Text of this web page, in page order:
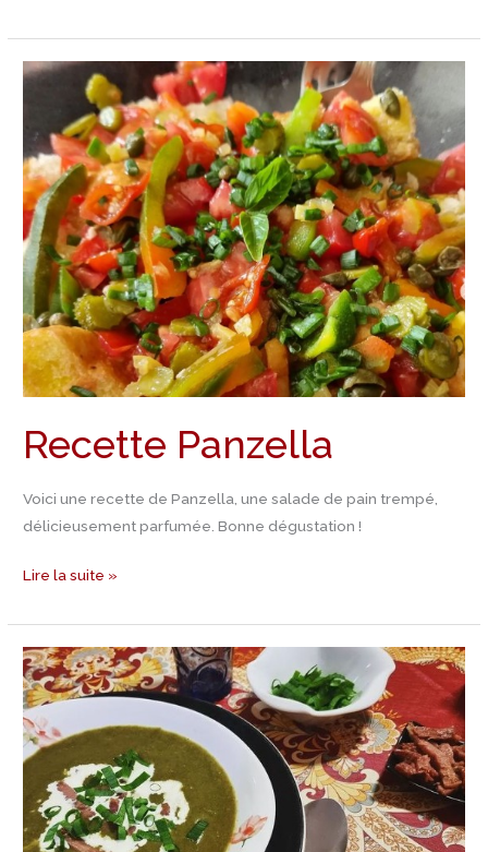
Recette Panzella
Voici une recette de Panzella, une salade de pain trempé,
délicieusement parfumée. Bonne dégustation !
Recette
Panzella
Lire la suite »
Recette
Soupe
de
fanes
de
carottes